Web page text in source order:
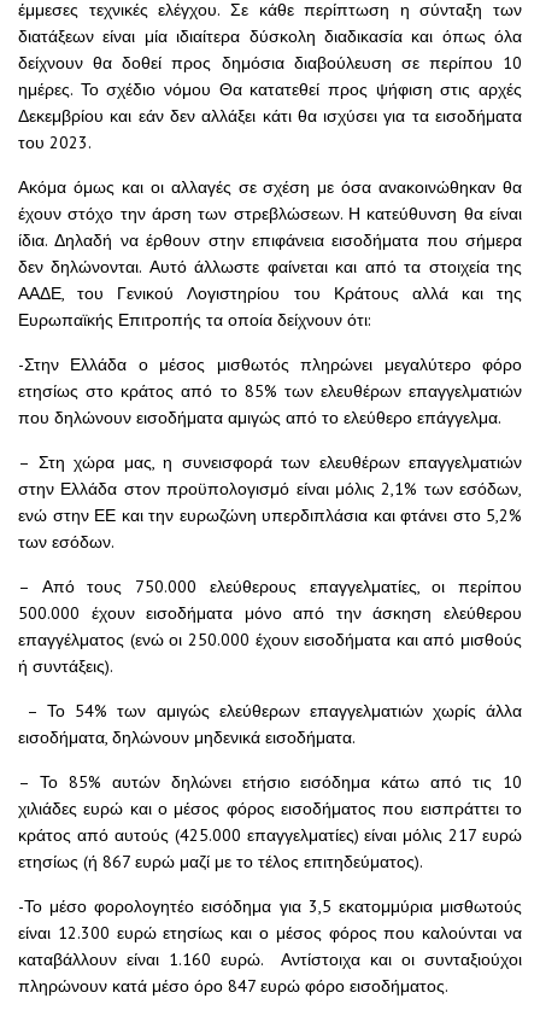
έμμεσες τεχνικές ελέγχου. Σε κάθε περίπτωση η σύνταξη των
διατάξεων είναι μία ιδιαίτερα δύσκολη διαδικασία και όπως όλα
δείχνουν θα δοθεί προς δημόσια διαβούλευση σε περίπου 10
ημέρες. Το σχέδιο νόμου Θα κατατεθεί προς ψήφιση στις αρχές
Δεκεμβρίου και εάν δεν αλλάξει κάτι θα ισχύσει για τα εισοδήματα
του 2023.
Ακόμα όμως και οι αλλαγές σε σχέση με όσα ανακοινώθηκαν θα
έχουν στόχο την άρση των στρεβλώσεων. Η κατεύθυνση θα είναι
ίδια. Δηλαδή να έρθουν στην επιφάνεια εισοδήματα που σήμερα
δεν δηλώνονται. Αυτό άλλωστε φαίνεται και από τα στοιχεία της
ΑΑΔΕ, του Γενικού Λογιστηρίου του Κράτους αλλά και της
Ευρωπαϊκής Επιτροπής τα οποία δείχνουν ότι:
-Στην Ελλάδα ο μέσος μισθωτός πληρώνει μεγαλύτερο φόρο
ετησίως στο κράτος από το 85% των ελευθέρων επαγγελματιών
που δηλώνουν εισοδήματα αμιγώς από το ελεύθερο επάγγελμα.
– Στη χώρα μας, η συνεισφορά των ελευθέρων επαγγελματιών
στην Ελλάδα στον προϋπολογισμό είναι μόλις 2,1% των εσόδων,
ενώ στην ΕΕ και την ευρωζώνη υπερδιπλάσια και φτάνει στο 5,2%
των εσόδων.
– Από τους 750.000 ελεύθερους επαγγελματίες, οι περίπου
500.000 έχουν εισοδήματα μόνο από την άσκηση ελεύθερου
επαγγέλματος (ενώ οι 250.000 έχουν εισοδήματα και από μισθούς
ή συντάξεις).
– Το 54% των αμιγώς ελεύθερων επαγγελματιών χωρίς άλλα
εισοδήματα, δηλώνουν μηδενικά εισοδήματα.
– Το 85% αυτών δηλώνει ετήσιο εισόδημα κάτω από τις 10
χιλιάδες ευρώ και ο μέσος φόρος εισοδήματος που εισπράττει το
κράτος από αυτούς (425.000 επαγγελματίες) είναι μόλις 217 ευρώ
ετησίως (ή 867 ευρώ μαζί με το τέλος επιτηδεύματος).
-Το μέσο φορολογητέο εισόδημα για 3,5 εκατομμύρια μισθωτούς
είναι 12.300 ευρώ ετησίως και ο μέσος φόρος που καλούνται να
καταβάλλουν είναι 1.160 ευρώ. Αντίστοιχα και οι συνταξιούχοι
πληρώνουν κατά μέσο όρο 847 ευρώ φόρο εισοδήματος.